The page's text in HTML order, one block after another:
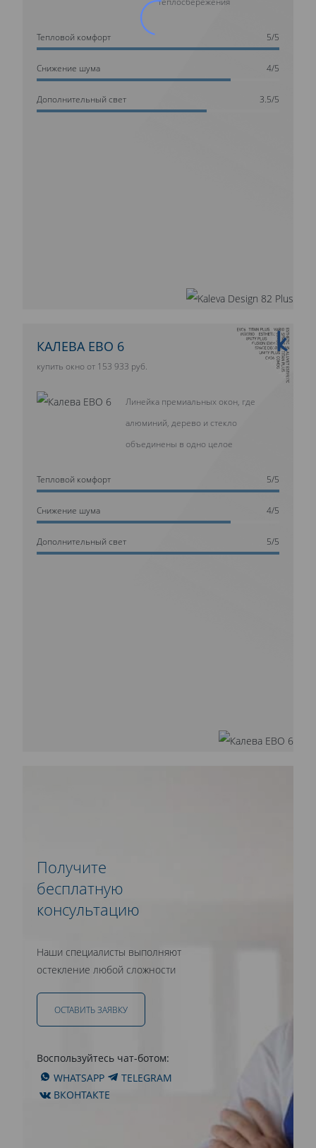
Тепловой комфорт 5/5
Cнижение шума 4/5
Дополнительный свет 3.5/5
10 ЛЕТ ГАРАНТИИ
КАЛЕВА ЕВО 6
купить окно от 153 933 руб.
Линейка премиальных окон, где
алюминий, дерево и стекло
объединены в одно целое
Тепловой комфорт 5/5
Cнижение шума 4/5
Дополнительный свет 5/5
Получите
бесплатную
консультацию
Наши специалисты выполняют
остекление любой сложности
ОСТАВИТЬ ЗАЯВКУ
Воспользуйтесь чат-ботом:
WHATSAPP
TELEGRAM
ВКОНТАКТЕ